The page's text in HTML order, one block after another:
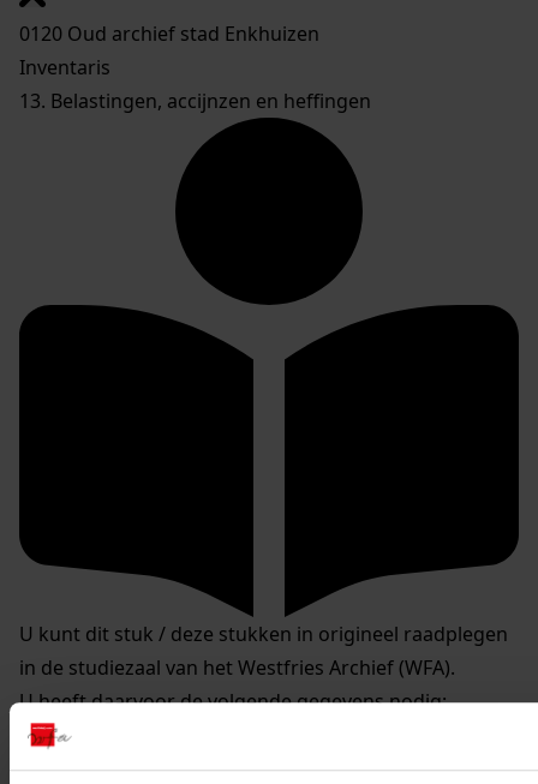
0120 Oud archief stad Enkhuizen
Inventaris
13. Belastingen, accijnzen en heffingen
U kunt dit stuk / deze stukken in origineel raadplegen
in de studiezaal van het Westfries Archief (WFA).
U heeft daarvoor de volgende gegevens nodig:
Archiefnummer: 0120
Inventarisnummer: 1426